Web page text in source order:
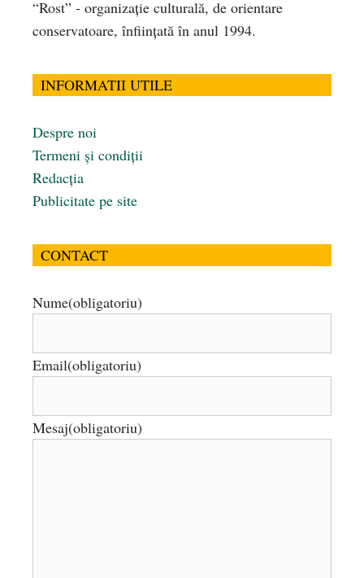
“Rost” - organizaţie culturală, de orientare
conservatoare, înfiinţată în anul 1994.
INFORMATII UTILE
Despre noi
Termeni și condiții
Redacția
Publicitate pe site
CONTACT
Nume(obligatoriu)
Email(obligatoriu)
Mesaj(obligatoriu)